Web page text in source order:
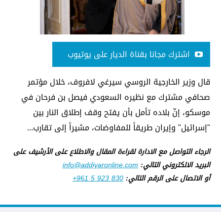
اشترك مجانا بقناة الديار على يوتيوب
قال وزير الخارجية الروسي سيرغي لافروف، خلال مؤتمر
صحافي مشترك مع نظيره السعودي فيصل بن فرحان في
موسكو، إنّ بلاده تأمل بأن يفتح وقف إطلاق النار بين
"إسرائيل" وإيران طريقاً للمفاوضات، مشيراً إلى تقارب...
الرجاء التواصل مع الادارة لقراءة المقال والاطلاع على الأرشيف على
البريد الالكتروني التالي:info@addiyaronline.com
أو الاتصال على الرقم التالي:+961 5 923 830